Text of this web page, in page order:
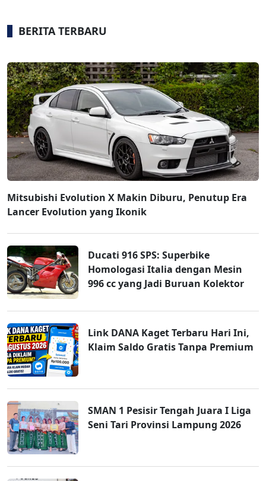
BERITA TERBARU
Mitsubishi Evolution X Makin Diburu, Penutup Era
Lancer Evolution yang Ikonik
Ducati 916 SPS: Superbike
Homologasi Italia dengan Mesin
996 cc yang Jadi Buruan Kolektor
Link DANA Kaget Terbaru Hari Ini,
Klaim Saldo Gratis Tanpa Premium
SMAN 1 Pesisir Tengah Juara I Liga
Seni Tari Provinsi Lampung 2026